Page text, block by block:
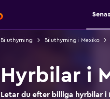
Biluthyrning Biluthyrning i Mexiko
Hyrbilar i
Letar du efter billiga hyrbilar i